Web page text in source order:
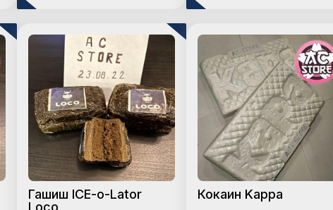
Гашиш ICE-o-Lator
Кокаин Kappa